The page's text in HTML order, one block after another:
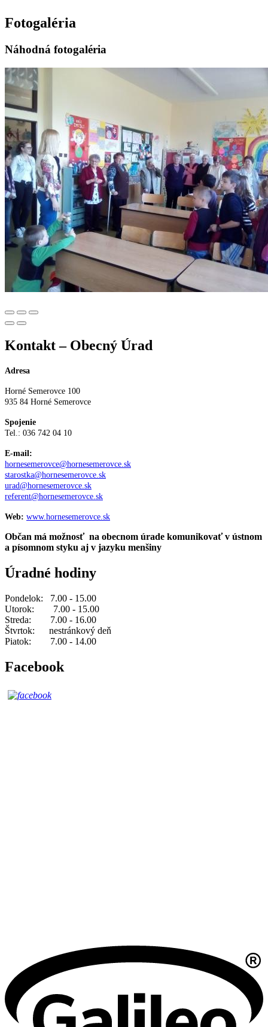
Fotogaléria
Náhodná fotogaléria
Kontakt – Obecný Úrad
Adresa
Horné Semerovce 100
935 84 Horné Semerovce
Spojenie
Tel.: 036 742 04 10
E-mail:
hornesemerovce@hornesemerovce.sk
starostka@hornesemerovce.sk
urad@hornesemerovce.sk
referent@hornesemerovce.sk
Web: www.hornesemerovce.sk
Občan má možnosť na obecnom úrade komunikovať v ústnom
a písomnom styku aj v jazyku menšiny
Úradné hodiny
Pondelok: 7.00 - 15.00
Utorok: 7.00 - 15.00
Streda: 7.00 - 16.00
Štvrtok: nestránkový deň
Piatok: 7.00 - 14.00
Facebook